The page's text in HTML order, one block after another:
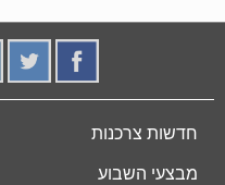
חדשות צרכנות
מבצעי השבוע